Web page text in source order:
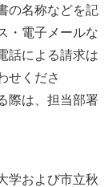
の名称などを記
・電子メールな
話による請求は
せくださ
際は、担当部署
学および市立秋